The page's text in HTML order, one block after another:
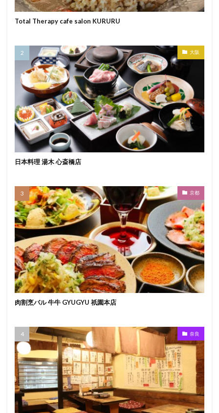
Total Therapy cafe salon KURURU
大阪
日本料理 湯木 心斎橋店
京都
肉割烹バル 牛牛 GYUGYU 祇園本店
奈良